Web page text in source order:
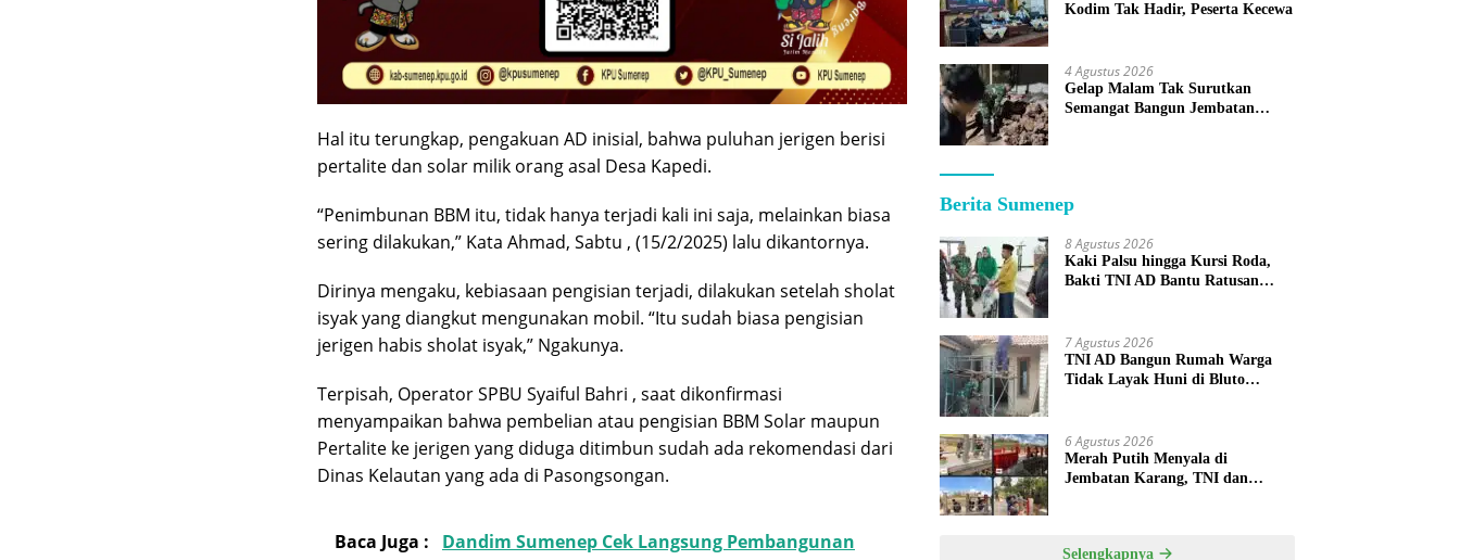
Hal itu terungkap, pengakuan AD inisial, bahwa puluhan jerigen berisi
pertalite dan solar milik orang asal Desa Kapedi.
“Penimbunan BBM itu, tidak hanya terjadi kali ini saja, melainkan biasa
sering dilakukan,” Kata Ahmad, Sabtu , (15/2/2025) lalu dikantornya.
Dirinya mengaku, kebiasaan pengisian terjadi, dilakukan setelah sholat
isyak yang diangkut mengunakan mobil. “Itu sudah biasa pengisian
jerigen habis sholat isyak,” Ngakunya.
Terpisah, Operator SPBU Syaiful Bahri , saat dikonfirmasi
menyampaikan bahwa pembelian atau pengisian BBM Solar maupun
Pertalite ke jerigen yang diduga ditimbun sudah ada rekomendasi dari
Dinas Kelautan yang ada di Pasongsongan.
Baca Juga :
Dandim Sumenep Cek Langsung Pembangunan
Kodim Tak Hadir, Peserta Kecewa
4 Agustus 2026
Gelap Malam Tak Surutkan
Semangat Bangun Jembatan
Berita Sumenep
8 Agustus 2026
Kaki Palsu hingga Kursi Roda,
Bakti TNI AD Bantu Ratusan
7 Agustus 2026
TNI AD Bangun Rumah Warga
Tidak Layak Huni di Bluto
6 Agustus 2026
Merah Putih Menyala di
Jembatan Karang, TNI dan
Selengkapnya